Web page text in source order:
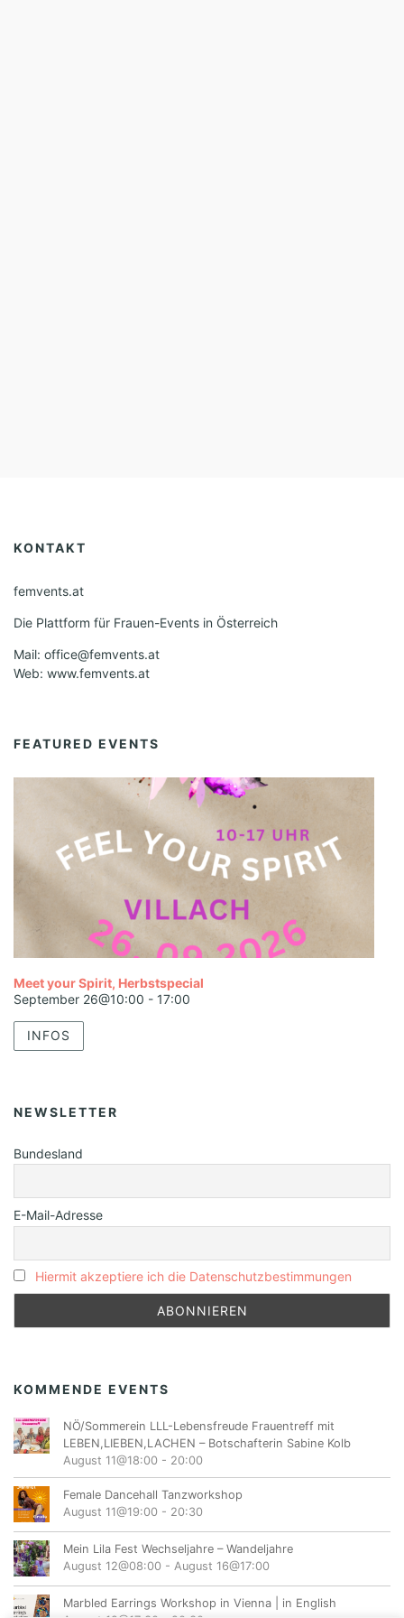
KONTAKT
femvents.at
Die Plattform für Frauen-Events in Österreich
Mail: office@femvents.at
Web: www.femvents.at
FEATURED EVENTS
Meet your Spirit, Herbstspecial
September 26@10:00 - 17:00
INFOS
NEWSLETTER
Bundesland
E-Mail-Adresse
Hiermit akzeptiere ich die Datenschutzbestimmungen
KOMMENDE EVENTS
NÖ/Sommerein LLL-Lebensfreude Frauentreff mit
LEBEN,LIEBEN,LACHEN – Botschafterin Sabine Kolb
August 11@18:00 - 20:00
Female Dancehall Tanzworkshop
August 11@19:00 - 20:30
Mein Lila Fest Wechseljahre – Wandeljahre
August 12@08:00 - August 16@17:00
Marbled Earrings Workshop in Vienna | in English